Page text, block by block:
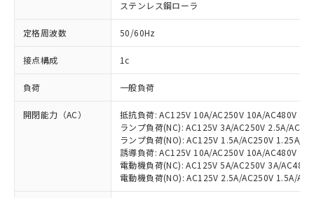
ステンレス鋼ローラ
定格周波数 50/60Hz
接点構成 1c
負荷 一般負荷
開閉能力（AC）
抵抗負荷: AC125V 10A/AC250V 10A/AC480V 3A
ランプ負荷(NC): AC125V 3A/AC250V 2.5A/
ランプ負荷(NO): AC125V 1.5A/AC250V 1.25A/
誘導負荷: AC125V 10A/AC250V 10A/AC480V
電動機負荷(NC): AC125V 5A/AC250V 3A/
電動機負荷(NO): AC125V 2.5A/AC250V 1.5A/